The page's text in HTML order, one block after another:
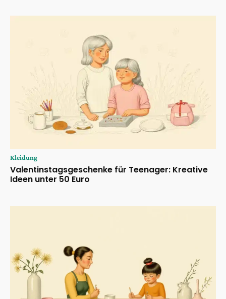
Kleidung
Valentinstagsgeschenke für Teenager: Kreative
Ideen unter 50 Euro